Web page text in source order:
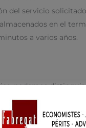
del servicio
en el
a varios años.
podemos
de una página
el tráfico y la